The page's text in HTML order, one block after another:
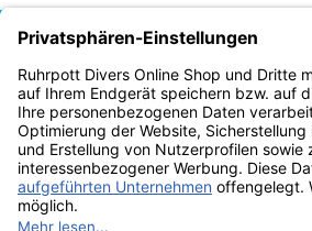
Vertrag widerrufen